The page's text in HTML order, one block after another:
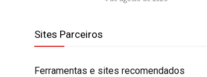
Sites Parceiros
Ferramentas e sites recomendados